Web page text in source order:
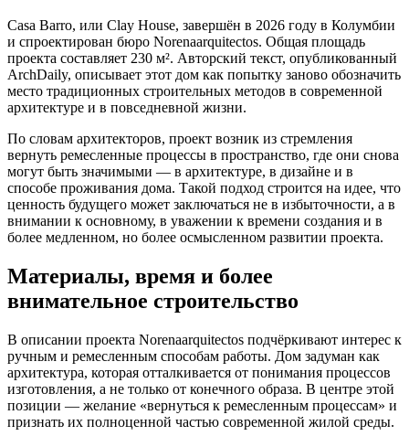
Casa Barro, или Clay House, завершён в 2026 году в Колумбии
и спроектирован бюро Norenaarquitectos. Общая площадь
проекта составляет 230 м². Авторский текст, опубликованный
ArchDaily, описывает этот дом как попытку заново обозначить
место традиционных строительных методов в современной
архитектуре и в повседневной жизни.
По словам архитекторов, проект возник из стремления
вернуть ремесленные процессы в пространство, где они снова
могут быть значимыми — в архитектуре, в дизайне и в
способе проживания дома. Такой подход строится на идее, что
ценность будущего может заключаться не в избыточности, а в
внимании к основному, в уважении к времени создания и в
более медленном, но более осмысленном развитии проекта.
Материалы, время и более
внимательное строительство
В описании проекта Norenaarquitectos подчёркивают интерес к
ручным и ремесленным способам работы. Дом задуман как
архитектура, которая отталкивается от понимания процессов
изготовления, а не только от конечного образа. В центре этой
позиции — желание «вернуться к ремесленным процессам» и
признать их полноценной частью современной жилой среды.